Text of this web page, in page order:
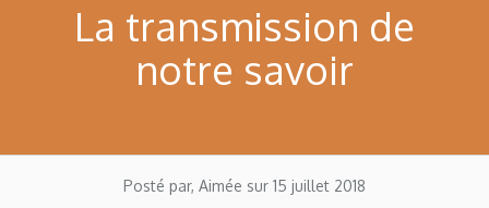
La transmission de
notre savoir
Posté par, Aimée sur 15 juillet 2018